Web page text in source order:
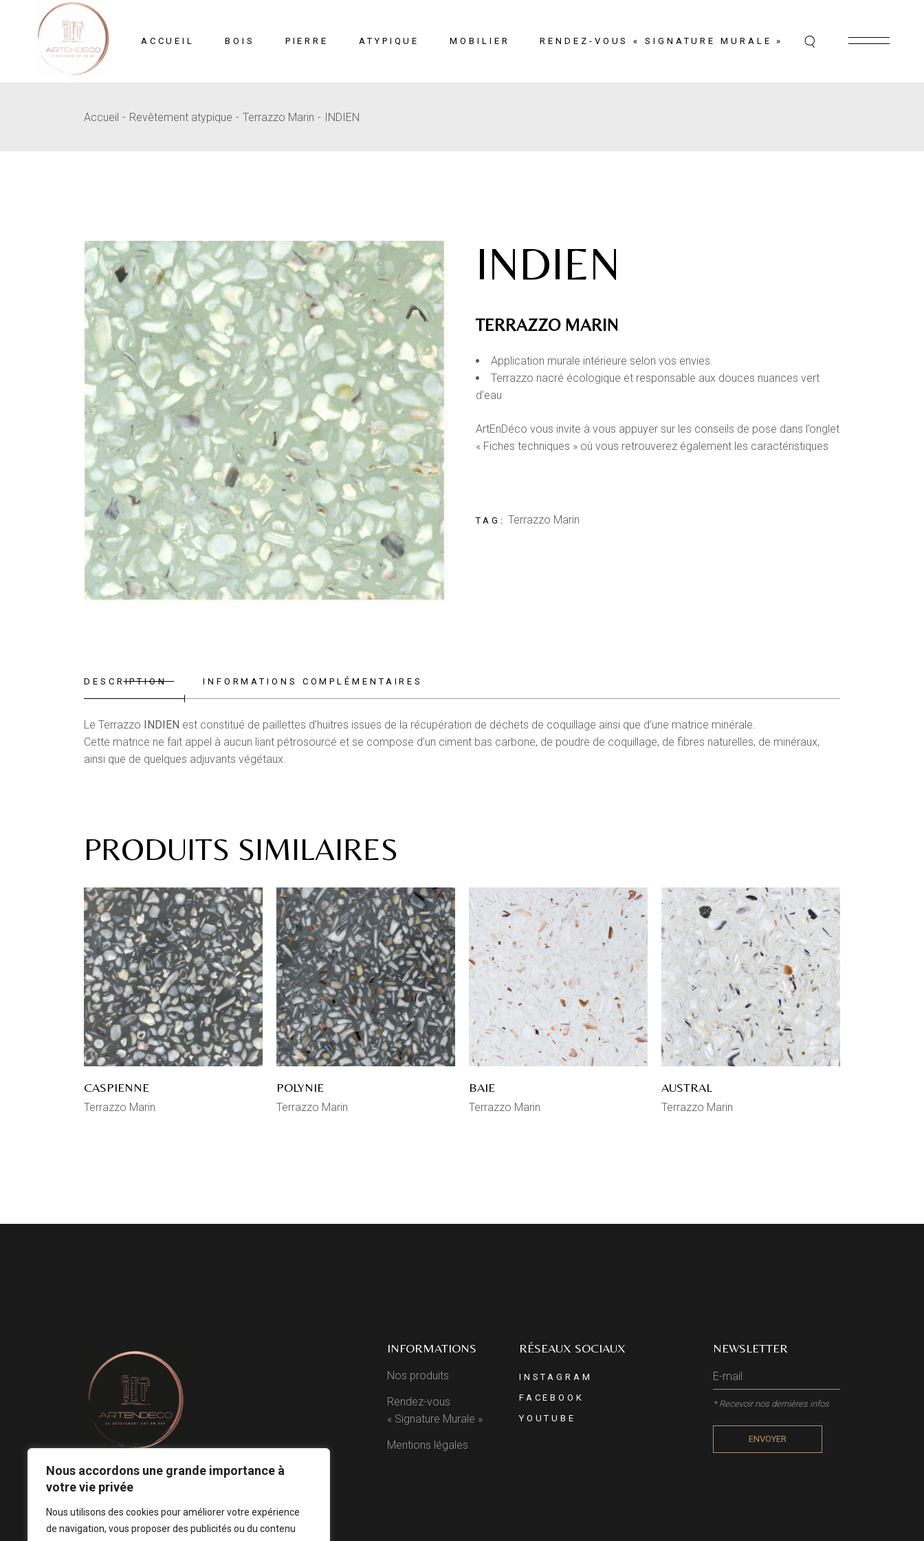
Nous accordons une grande importance à
votre vie privée
Nous utilisons des cookies pour améliorer votre expérience
de navigation, vous proposer des publicités ou du contenu
ACCUEIL BOIS
Mosaïque
PIERRE
Pierre
ATYPIQUE MOBILIER RENDEZ-VOUS « SIGNATURE MURALE »
Accueil Revêtement atypique Terrazzo Marin INDIEN
INDIEN
TERRAZZO MARIN
Application murale intérieure selon vos envies.
Terrazzo nacré écologique et responsable aux douces nuances vert
d’eau
ArtEnDéco vous invite à vous appuyer sur les conseils de pose dans l’onglet
« Fiches techniques » où vous retrouverez également les caractéristiques
TAG: Terrazzo Marin
DESCRIPTION INFORMATIONS COMPLÉMENTAIRES
Le Terrazzo INDIEN est constitué de paillettes d’huitres issues de la récupération de déchets de coquillage ainsi que d’une matrice minérale.
Cette matrice ne fait appel à aucun liant pétrosourcé et se compose d’un ciment bas carbone, de poudre de coquillage, de fibres naturelles, de minéraux,
ainsi que de quelques adjuvants végétaux.
PRODUITS SIMILAIRES
CASPIENNE
Terrazzo Marin
POLYNIE
Terrazzo Marin
BAIE
Terrazzo Marin
AUSTRAL
Terrazzo Marin
Le revêtement mural est un art.
Notre conception est votre signature ! ♡
INFORMATIONS
Nos produits
Rendez-vous
« Signature Murale »
Mentions légales
RÉSEAUX SOCIAUX
INSTAGRAM
FACEBOOK
YOUTUBE
NEWSLETTER
* Recevoir nos dernières infos
ENVOYER